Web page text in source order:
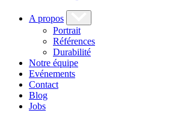
A propos
Portrait
Références
Durabilité
Notre équipe
Evénements
Contact
Blog
Jobs